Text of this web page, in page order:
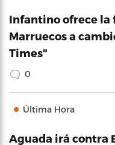
Infantino ofrece la
Marruecos a
Times"
0
Última Hora
Aguada irá contra